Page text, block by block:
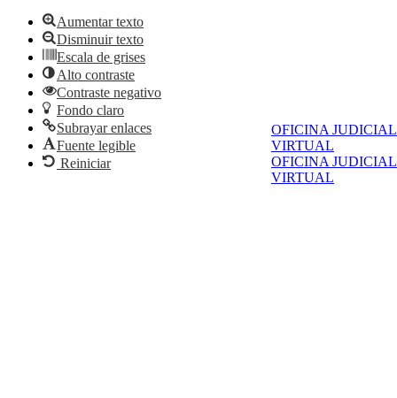
OFICINA JUDICIAL
VIRTUAL
OFICINA JUDICIAL
VIRTUAL
Aumentar texto
Disminuir texto
Escala de grises
Alto contraste
Contraste negativo
Fondo claro
Subrayar enlaces
Fuente legible
Reiniciar